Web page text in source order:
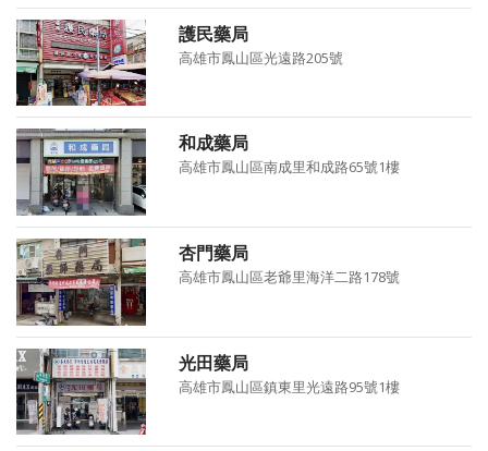
護民藥局
高雄市鳳山區光遠路205號
和成藥局
高雄市鳳山區南成里和成路65號1樓
杏門藥局
高雄市鳳山區老爺里海洋二路178號
光田藥局
高雄市鳳山區鎮東里光遠路95號1樓